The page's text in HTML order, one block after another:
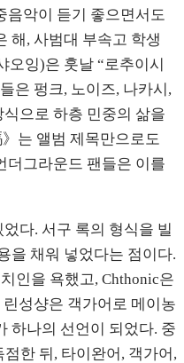
음악이 듣기 좋으면서도
해, 사범대 부속고 학생
잉)은 훗날 “로추이시
은 펑크, 노이즈, 나카시,
으로 하층 민중의 삶을
는 앨범 제목만으로도
더그라운드 팬들은 이를
다. 서구 록의 형식을 빌
을 채워 넣었다는 점이다.
인을 욕했고, Chthonic은
성샹은 객가어로 메이농
하나의 선언이 되었다. 중
한 뒤, 타이완어, 객가어,